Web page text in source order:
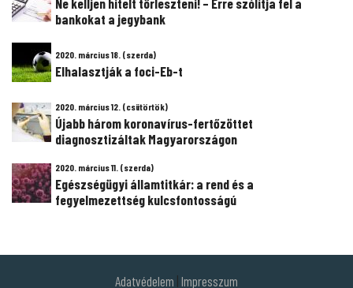
Ne kelljen hitelt törleszteni! – Erre szólítja fel a
bankokat a jegybank
2020. március 18. (szerda)
Elhalasztják a foci-Eb-t
2020. március 12. (csütörtök)
Újabb három koronavírus-fertőzöttet
diagnosztizáltak Magyarországon
2020. március 11. (szerda)
Egészségügyi államtitkár: a rend és a
fegyelmezettség kulcsfontosságú
Adatvédelem | Impresszum